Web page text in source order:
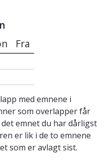
Fra
med emnene i
som overlapper får
emnet du har dårligst
er lik i de to emnene
som er avlagt sist.